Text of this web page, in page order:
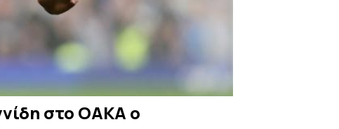
στο ΟΑΚΑ ο